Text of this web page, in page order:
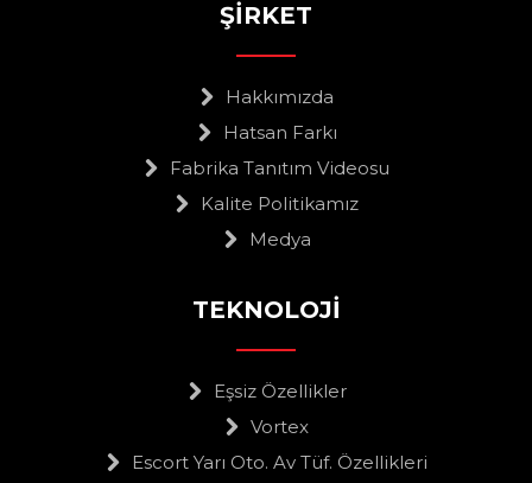
ŞİRKET
Hakkımızda
Hatsan Farkı
Fabrika Tanıtım Videosu
Kalite Politikamız
Medya
TEKNOLOJİ
Eşsiz Özellikler
Vortex
Escort Yarı Oto. Av Tüf. Özellikleri